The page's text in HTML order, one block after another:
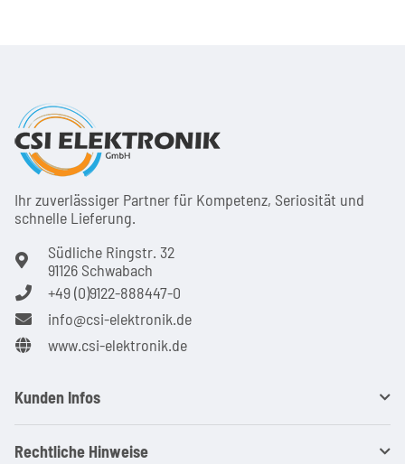
Ihr zuver­läs­siger Partner für Kom­pe­tenz, Seri­osi­tät und
schnel­le Lie­ferung.
Südliche Ringstr. 32
91126 Schwabach
+49 (0)9122-888447-0
info@csi-elektronik.de
www.csi-elektronik.de
Kunden Infos
Rechtliche Hinweise